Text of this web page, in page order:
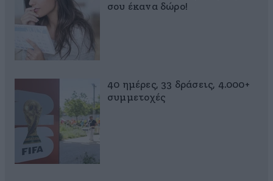
σου έκανα δώρο!
40 ημέρες, 33 δράσεις, 4.000+
συμμετοχές